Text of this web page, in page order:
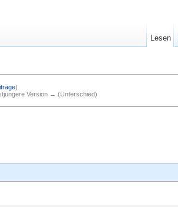
)
Version → (Unterschied)
Lesen